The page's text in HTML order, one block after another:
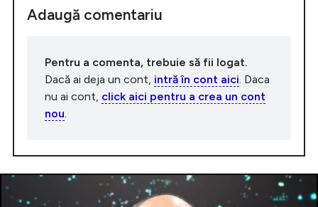
Adaugă comentariu
Pentru a comenta, trebuie să fii logat.
Dacă ai deja un cont, intră în cont aici . Daca
nu ai cont, click aici pentru a crea un cont
nou